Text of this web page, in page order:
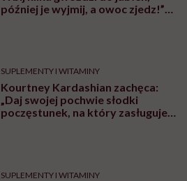
później je wyjmij, a owoc zjedz!”
SUPLEMENTY I WITAMINY
Kourtney Kardashian zachęca:
„Daj swojej pochwie słodki
poczęstunek, na który zasługuje”.
SUPLEMENTY I WITAMINY